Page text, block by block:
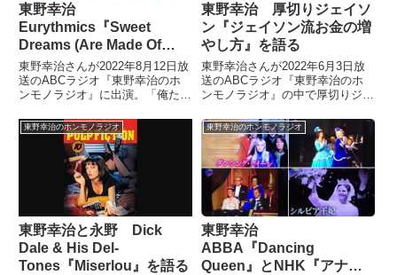
東野幸治
Eurythmics『Sweet
Dreams (Are Made Of
This)』を語る
東野幸治さんが2022年8月12日放
送のABCラジオ『東野幸治のホ
ンモノラジオ』に出演。「俺たち
Eurythmics『Sweet Dreams (Are
Made Of This)』を選曲していま
東野幸治 厚切りジェイソ
ン『ジェイソン流お金の増
やし方』を語る
東野幸治さんが2022年6月3日放
送のABCラジオ『東野幸治のホ
ンモノラジオ』の中で厚切りジェ
ソン流お金の増やし方』について
話していました。
東野幸治のホンモノラジオ
東野幸治と永野 Dick
Dale & His Del-
Tones『Miserlou』を語る
東野幸治のホンモノラジオ
東野幸治
ABBA『Dancing
Queen』とNHK『アナザ